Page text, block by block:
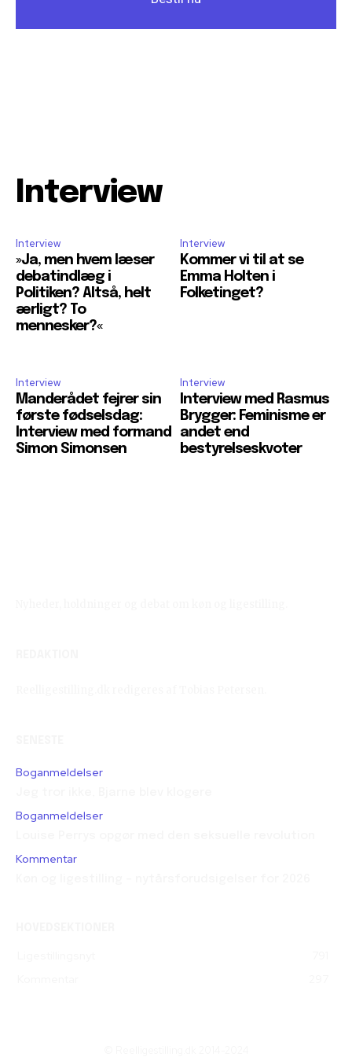
Interview
Interview
»Ja, men hvem læser
debatindlæg i
Politiken? Altså, helt
ærligt? To
mennesker?«
Interview
Kommer vi til at se
Emma Holten i
Folketinget?
Interview
Manderådet fejrer sin
første fødselsdag:
Interview med formand
Simon Simonsen
Interview
Interview med Rasmus
Brygger: Feminisme er
andet end
bestyrelseskvoter
Boganmeldelser
Boganmeldelser
Kommentar